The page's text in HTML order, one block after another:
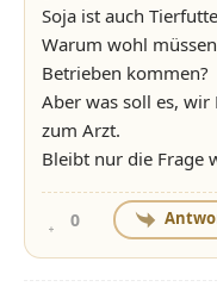
Soja ist auch
Warum wohl
Betrieben kommen?
Aber was soll es, wir
zum Arzt.
Bleibt nur die Frage
0